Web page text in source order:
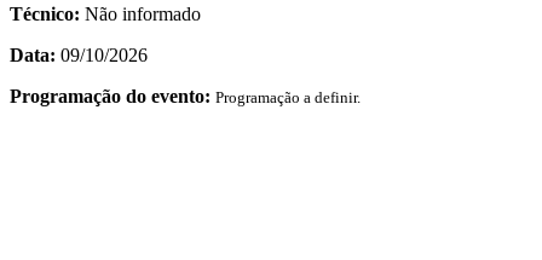
Técnico: Não informado
Data: 09/10/2026
Programação do evento: Programação a definir.